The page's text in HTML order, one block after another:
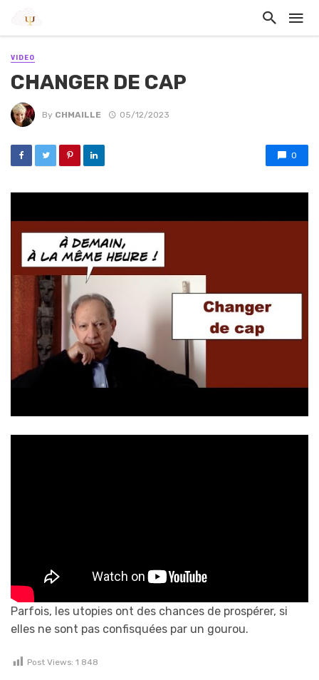
VIDEO
CHANGER DE CAP
By CHMAILLE 05/12/2023
0
Parfois, les utopies ont des chances de prospérer, si
elles ne sont pas confisquées par un gourou.
Post Views: 1 848